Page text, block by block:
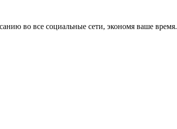
во все социальные сети, экономя ваше время.